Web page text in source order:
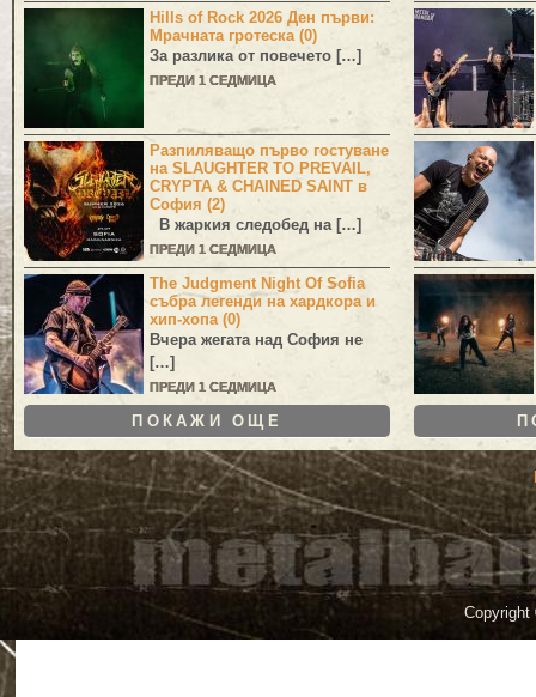
Hills of Rock 2026 Ден първи:
Мрачната гротеска (0)
За разлика от повечето […]
ПРЕДИ 1 СЕДМИЦА
Разпиляващо първо гостуване
на SLAUGHTER TO PREVAIL,
CRYPTA & CHAINED SAINT в
София (2)
В жаркия следобед на […]
ПРЕДИ 1 СЕДМИЦА
The Judgment Night Of Sofia
събра легенди на хардкора и
хип-хопа (0)
Вчера жегата над София не
[…]
ПРЕДИ 1 СЕДМИЦА
ПОКАЖИ ОЩЕ